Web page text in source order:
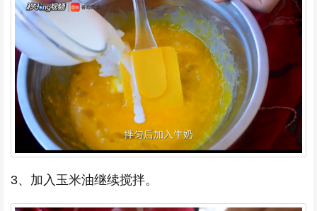
3、加入玉米油继续搅拌。